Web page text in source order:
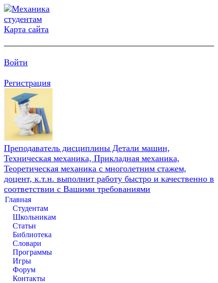
Карта сайта
Войти
Регистрация
Преподаватель дисциплины Детали машин,
Техническая механика, Прикладная механика,
Теоретическая механика с многолетним стажем,
доцент, к.т.н. выполнит работу быстро и качественно в
соответствии с Вашими требованиями
Главная
Студентам
Школьникам
Статьи
Библиотека
Словари
Программы
Игры
Форум
Контакты